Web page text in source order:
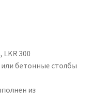
LKR 300
бетонные столбы
из